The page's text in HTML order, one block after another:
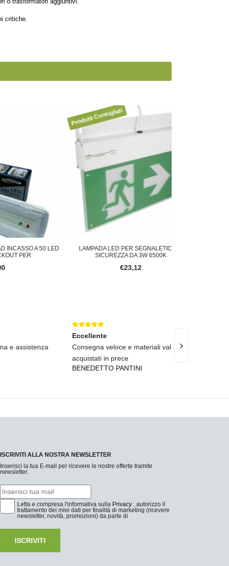
critiche.
A 50 LED
LAMPADA LED PER SEGNALETICA DI
SICUREZZA DA 3W 6500K
Eccellente
Consegna veloce e materiali validi, già
acquistati in prece
BENEDETTO PANTINI
Tenda
ISCRIVITI ALLA NOSTRA NEWSLETTER
Inserisci la tua E-mail per ricevere le nostre offerte tramite
newsletter.
Letta e compresa l'informativa sulla Privacy , autorizzo il
trattamento dei miei dati per finalità di marketing (ricevere
newsletter, novità, promozioni) da parte di
ISCRIVITI